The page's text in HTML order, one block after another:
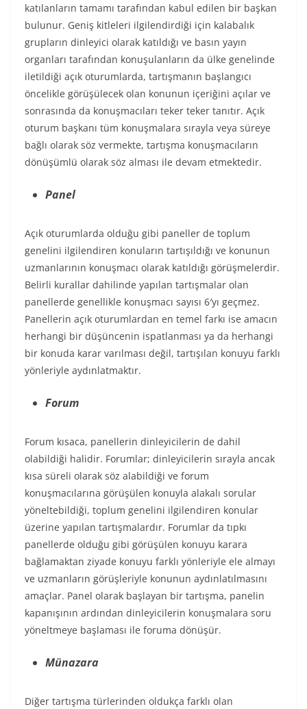
katılanların tamamı tarafından kabul edilen bir başkan
bulunur. Geniş kitleleri ilgilendirdiği için kalabalık
grupların dinleyici olarak katıldığı ve basın yayın
organları tarafından konuşulanların da ülke genelinde
iletildiği açık oturumlarda, tartışmanın başlangıcı
öncelikle görüşülecek olan konunun içeriğini açılar ve
sonrasında da konuşmacıları teker teker tanıtır. Açık
oturum başkanı tüm konuşmalara sırayla veya süreye
bağlı olarak söz vermekte, tartışma konuşmacıların
dönüşümlü olarak söz alması ile devam etmektedir.
Panel
Açık oturumlarda olduğu gibi paneller de toplum
genelini ilgilendiren konuların tartışıldığı ve konunun
uzmanlarının konuşmacı olarak katıldığı görüşmelerdir.
Belirli kurallar dahilinde yapılan tartışmalar olan
panellerde genellikle konuşmacı sayısı 6′yı geçmez.
Panellerin açık oturumlardan en temel farkı ise amacın
herhangi bir düşüncenin ispatlanması ya da herhangi
bir konuda karar varılması değil, tartışılan konuyu farklı
yönleriyle aydınlatmaktır.
Forum
Forum kısaca, panellerin dinleyicilerin de dahil
olabildiği halidir. Forumlar; dinleyicilerin sırayla ancak
kısa süreli olarak söz alabildiği ve forum
konuşmacılarına görüşülen konuyla alakalı sorular
yöneltebildiği, toplum genelini ilgilendiren konular
üzerine yapılan tartışmalardır. Forumlar da tıpkı
panellerde olduğu gibi görüşülen konuyu karara
bağlamaktan ziyade konuyu farklı yönleriyle ele almayı
ve uzmanların görüşleriyle konunun aydınlatılmasını
amaçlar. Panel olarak başlayan bir tartışma, panelin
kapanışının ardından dinleyicilerin konuşmalara soru
yöneltmeye başlaması ile foruma dönüşür.
Münazara
Diğer tartışma türlerinden oldukça farklı olan